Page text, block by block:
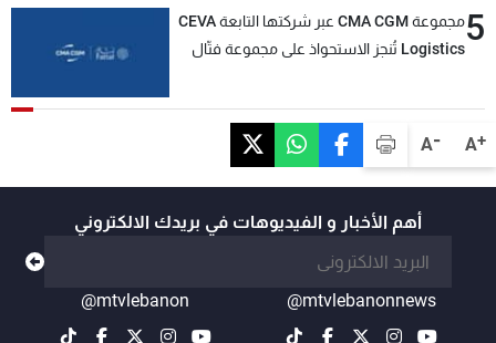
A+
A-
5
مجموعة CMA CGM عبر شركتها التابعة CEVA
Logistics تُنجز الاستحواذ على مجموعة فتّال
أهم الأخبار و الفيديوهات في بريدك الالكتروني
@mtvlebanonnews
@mtvlebanon